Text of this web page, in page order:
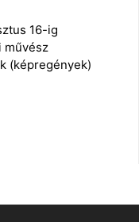
16-ig
művész
(képregények)